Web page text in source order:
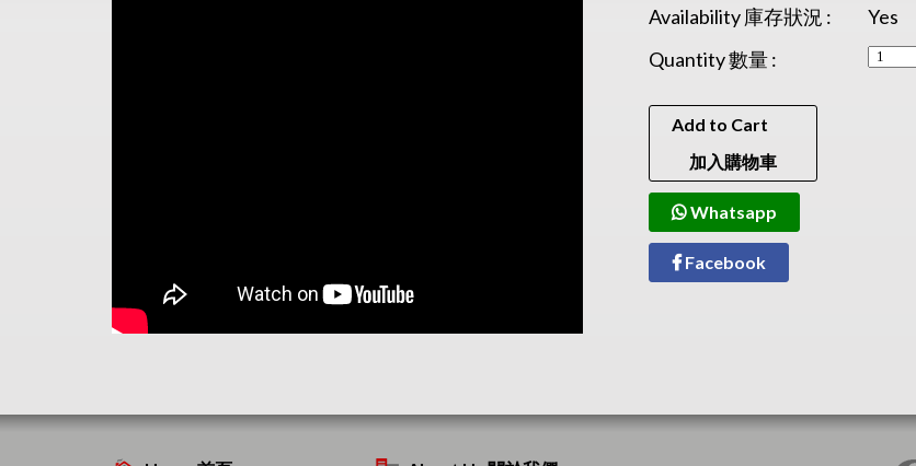
Availability 庫存狀況 :
Yes
Quantity 數量 :
Add to Cart
加入購物車
Whatsapp
Facebook